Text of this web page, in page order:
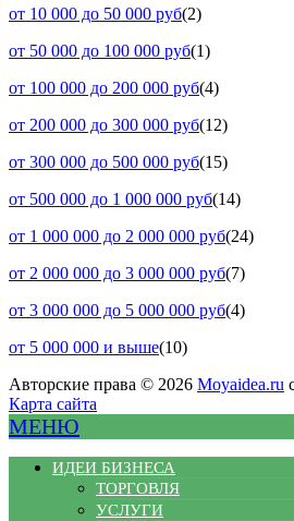
от 10 000 до 50 000 руб(2)
от 50 000 до 100 000 руб(1)
от 100 000 до 200 000 руб(4)
от 200 000 до 300 000 руб(12)
от 300 000 до 500 000 руб(15)
от 500 000 до 1 000 000 руб(14)
от 1 000 000 до 2 000 000 руб(24)
от 2 000 000 до 3 000 000 руб(7)
от 3 000 000 до 5 000 000 руб(4)
от 5 000 000 и выше(10)
Авторские права © 2026 Moyaidea.ru
Карта сайта
МЕНЮ
ИДЕИ БИЗНЕСА
ТОРГОВЛЯ
УСЛУГИ